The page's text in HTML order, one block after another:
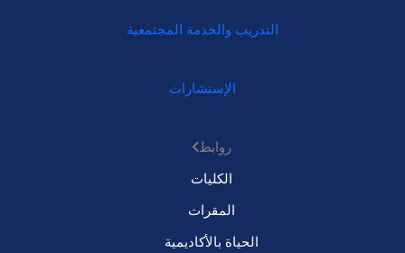
التدريب والخدمة المجتمعية
الإستشارات
روابط
الكليات
المقرات
الحياة بالأكاديمية